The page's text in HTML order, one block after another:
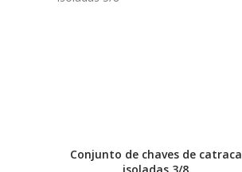
Conjunto de chaves de catraca